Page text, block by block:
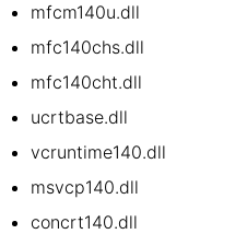
mfcm140u.dll
mfc140chs.dll
mfc140cht.dll
ucrtbase.dll
vcruntime140.dll
msvcp140.dll
concrt140.dll